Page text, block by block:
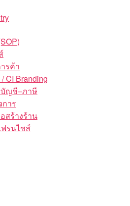
รค้า
CI Branding
บัญชี–ภาษี
าร
สร้างร้าน
รนไชส์